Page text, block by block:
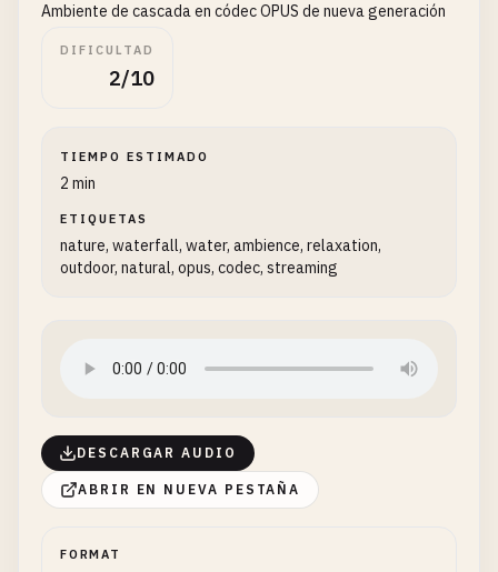
Ambiente de cascada en códec OPUS de nueva generación
DIFICULTAD
2/10
TIEMPO ESTIMADO
2 min
ETIQUETAS
nature, waterfall, water, ambience, relaxation,
outdoor, natural, opus, codec, streaming
DESCARGAR AUDIO
ABRIR EN NUEVA PESTAÑA
FORMAT